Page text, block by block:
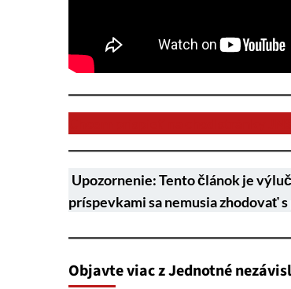
Upozornenie: Tento článok je
príspevkami sa nemusia zhodovať
Objavte viac z Jednotné